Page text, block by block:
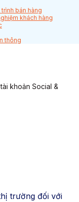
khoản Social &
bán hàng
khách hàng
thông
trường đối với